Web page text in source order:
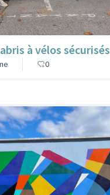
à vélos sécurisés
0